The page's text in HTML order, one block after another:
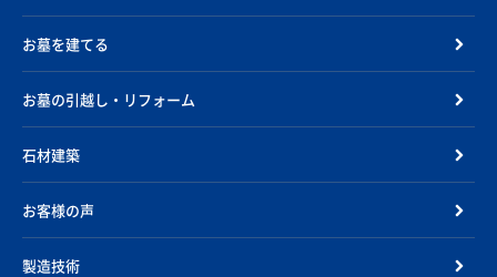
お墓を建てる
お墓の引越し・リフォーム
石材建築
お客様の声
製造技術